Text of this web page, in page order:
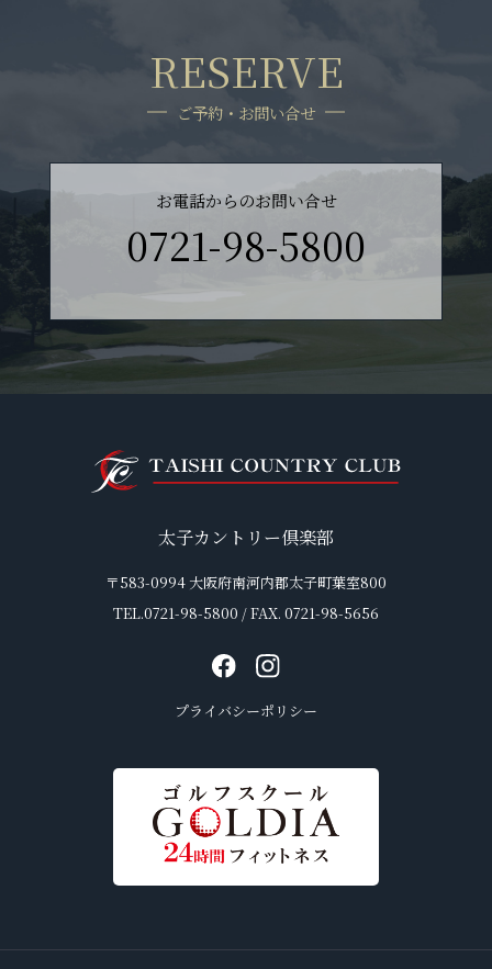
RESERVE
ご予約・お問い合せ
お電話からのお問い合せ
0721-98-5800
太子カントリー倶楽部
〒583-0994 大阪府南河内郡太子町葉室800
TEL.0721-98-5800 / FAX. 0721-98-5656
プライバシーポリシー